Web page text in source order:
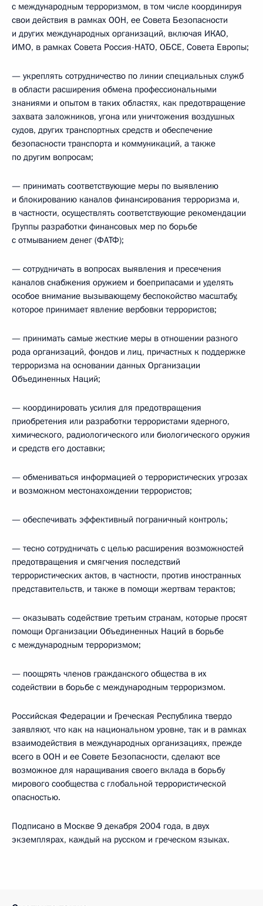
с международным терроризмом, в том числе координируя
свои действия в рамках ООН, ее Совета Безопасности
и других международных организаций, включая ИКАО,
ИМО, в рамках Совета Россия-НАТО, ОБСЕ, Совета Европы;
— укреплять сотрудничество по линии специальных служб
в области расширения обмена профессиональными
знаниями и опытом в таких областях, как предотвращение
захвата заложников, угона или уничтожения воздушных
судов, других транспортных средств и обеспечение
безопасности транспорта и коммуникаций, а также
по другим вопросам;
— принимать соответствующие меры по выявлению
и блокированию каналов финансирования терроризма и,
в частности, осуществлять соответствующие рекомендации
Группы разработки финансовых мер по борьбе
с отмыванием денег (ФАТФ);
— сотрудничать в вопросах выявления и пресечения
каналов снабжения оружием и боеприпасами и уделять
особое внимание вызывающему беспокойство масштабу,
которое принимает явление вербовки террористов;
— принимать самые жесткие меры в отношении разного
рода организаций, фондов и лиц, причастных к поддержке
терроризма на основании данных Организации
Объединенных Наций;
— координировать усилия для предотвращения
приобретения или разработки террористами ядерного,
химического, радиологического или биологического оружия
и средств его доставки;
— обмениваться информацией о террористических угрозах
и возможном местонахождении террористов;
— обеспечивать эффективный пограничный контроль;
— тесно сотрудничать с целью расширения возможностей
предотвращения и смягчения последствий
террористических актов, в частности, против иностранных
представительств, и также в помощи жертвам терактов;
— оказывать содействие третьим странам, которые просят
помощи Организации Объединенных Наций в борьбе
с международным терроризмом;
— поощрять членов гражданского общества в их
содействии в борьбе с международным терроризмом.
Российская Федерации и Греческая Республика твердо
заявляют, что как на национальном уровне, так и в рамках
взаимодействия в международных организациях, прежде
всего в ООН и ее Совете Безопасности, сделают все
возможное для наращивания своего вклада в борьбу
мирового сообщества с глобальной террористической
опасностью.
Подписано в Москве 9 декабря 2004 года, в двух
экземплярах, каждый на русском и греческом языках.